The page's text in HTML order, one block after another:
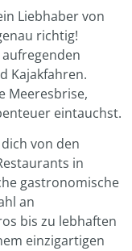
Liebhaber von
richtig!
Kajakfahren.
Meeresbrise,
eintauchst.
dich von den
in
gastronomische
an
bis zu lebhaften
einzigartigen